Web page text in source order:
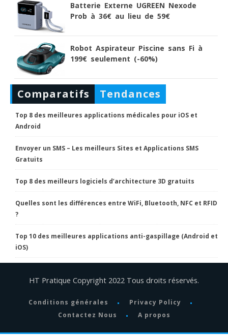
Batterie Externe UGREEN Nexode
Prob à 36€ au lieu de 59€
Robot Aspirateur Piscine sans Fi à
199€ seulement (-60%)
Comparatifs Tendances
Top 8 des meilleures applications médicales pour iOS et
Android
Envoyer un SMS – Les meilleurs Sites et Applications SMS
Gratuits
Top 8 des meilleurs logiciels d’architecture 3D gratuits
Quelles sont les différences entre WiFi, Bluetooth, NFC et RFID
?
Top 10 des meilleures applications anti-gaspillage (Android et
iOS)
HT Pratique Copyright 2022 Tous droits réservés.
Conditions générales
Privacy Policy
Contactez Nous
A propos